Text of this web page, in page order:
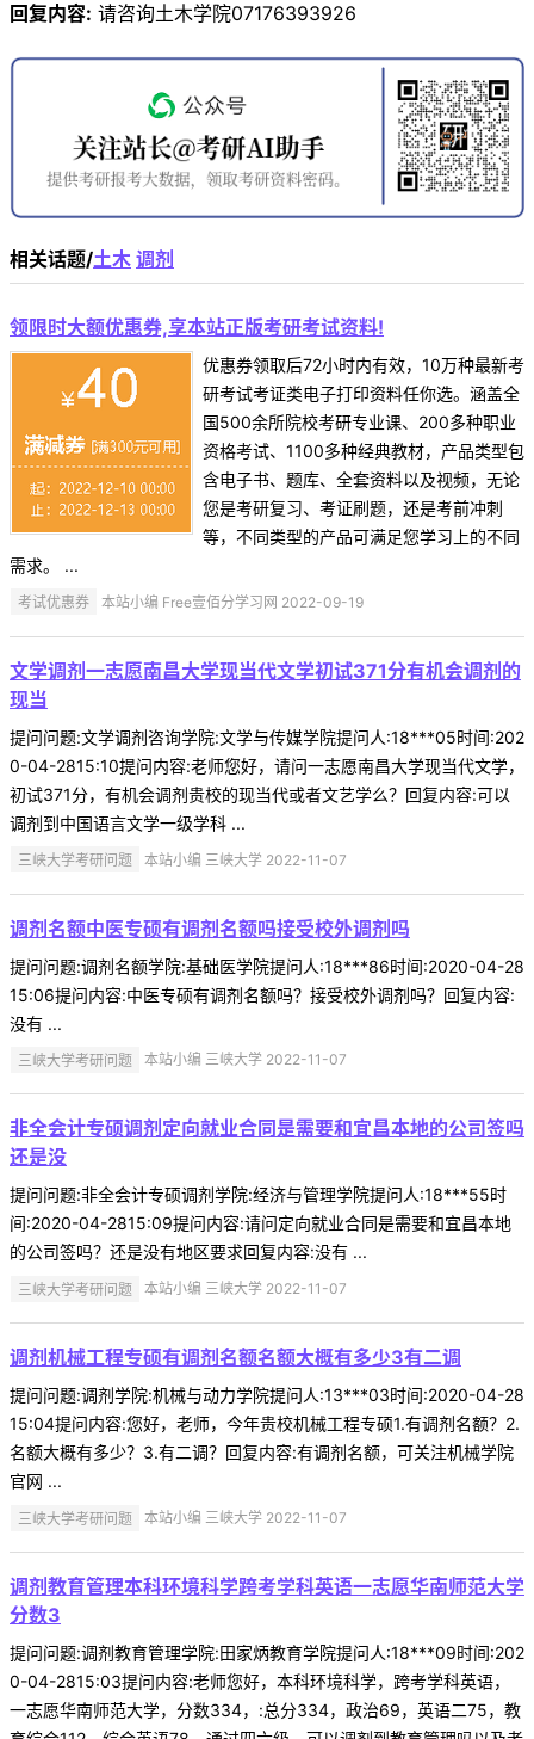
回复内容: 请咨询土木学院07176393926
相关话题/土木 调剂
领限时大额优惠券,享本站正版考研考试资料!
优惠券领取后72小时内有效，10万种最新考
研考试考证类电子打印资料任你选。涵盖全
国500余所院校考研专业课、200多种职业
资格考试、1100多种经典教材，产品类型包
含电子书、题库、全套资料以及视频，无论
您是考研复习、考证刷题，还是考前冲刺
等，不同类型的产品可满足您学习上的不同
需求。 ...
考试优惠券 本站小编 Free壹佰分学习网 2022-09-19
文学调剂一志愿南昌大学现当代文学初试371分有机会调剂的
现当
提问问题:文学调剂咨询学院:文学与传媒学院提问人:18***05时间:202
0-04-2815:10提问内容:老师您好，请问一志愿南昌大学现当代文学，
初试371分，有机会调剂贵校的现当代或者文艺学么？回复内容:可以
调剂到中国语言文学一级学科 ...
三峡大学考研问题 本站小编 三峡大学 2022-11-07
调剂名额中医专硕有调剂名额吗接受校外调剂吗
提问问题:调剂名额学院:基础医学院提问人:18***86时间:2020-04-28
15:06提问内容:中医专硕有调剂名额吗？接受校外调剂吗？回复内容:
没有 ...
三峡大学考研问题 本站小编 三峡大学 2022-11-07
非全会计专硕调剂定向就业合同是需要和宜昌本地的公司签吗
还是没
提问问题:非全会计专硕调剂学院:经济与管理学院提问人:18***55时
间:2020-04-2815:09提问内容:请问定向就业合同是需要和宜昌本地
的公司签吗？还是没有地区要求回复内容:没有 ...
三峡大学考研问题 本站小编 三峡大学 2022-11-07
调剂机械工程专硕有调剂名额名额大概有多少3有二调
提问问题:调剂学院:机械与动力学院提问人:13***03时间:2020-04-28
15:04提问内容:您好，老师，今年贵校机械工程专硕1.有调剂名额？2.
名额大概有多少？3.有二调？回复内容:有调剂名额，可关注机械学院
官网 ...
三峡大学考研问题 本站小编 三峡大学 2022-11-07
调剂教育管理本科环境科学跨考学科英语一志愿华南师范大学
分数3
提问问题:调剂教育管理学院:田家炳教育学院提问人:18***09时间:202
0-04-2815:03提问内容:老师您好，本科环境科学，跨考学科英语，
一志愿华南师范大学，分数334，:总分334，政治69，英语二75，教